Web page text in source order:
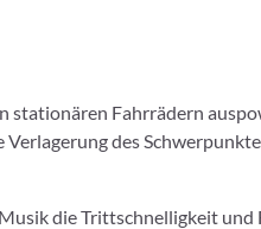
stationären Fahrrädern
des
die Trittschnelligkeit und